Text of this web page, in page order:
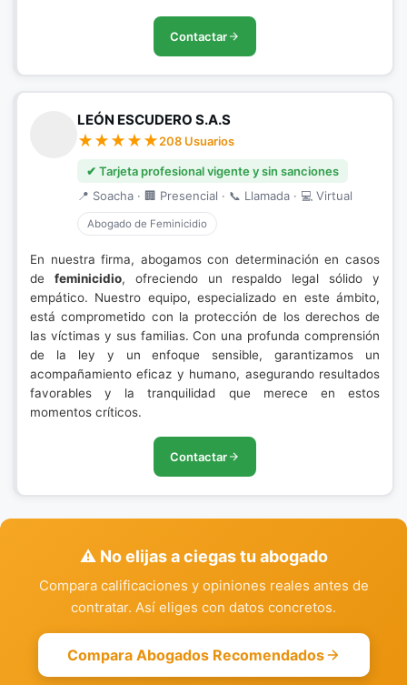
Contactar
LEÓN ESCUDERO S.A.S
208 Usuarios
✔ Tarjeta profesional vigente y sin sanciones
📍 Soacha · 🏢 Presencial · 📞 Llamada · 💻 Virtual
Abogado de Feminicidio
En nuestra firma, abogamos con determinación en casos
de feminicidio, ofreciendo un respaldo legal sólido y
empático. Nuestro equipo, especializado en este ámbito,
está comprometido con la protección de los derechos de
las víctimas y sus familias. Con una profunda comprensión
de la ley y un enfoque sensible, garantizamos un
acompañamiento eficaz y humano, asegurando resultados
favorables y la tranquilidad que merece en estos
momentos críticos.
Contactar
⚠️ No elijas a ciegas tu abogado
Compara calificaciones y opiniones reales antes de
contratar. Así eliges con datos concretos.
Compara Abogados Recomendados